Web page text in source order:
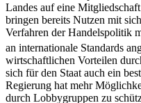
Schon der Beitrittsprozess
Landes auf eine
bringen bereits Nutzen mit
Verfahren der Handelspolitik
an internationale Standards
wirtschaftlichen Vorteilen
sich für den Staat auch ein
Regierung hat mehr